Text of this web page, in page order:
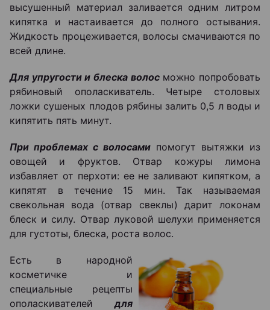
высушенный материал заливается одним литром
кипятка и настаивается до полного остывания.
Жидкость процеживается, волосы смачиваются по
всей длине.
Для упругости и блеска волосможно попробовать
рябиновый ополаскиватель. Четыре столовых
ложки сушеных плодов рябины залить 0,5 л воды и
кипятить пять минут.
При проблемах с волосами помогут вытяжки из
овощей и фруктов. Отвар кожуры лимона
избавляет от перхоти: ее не заливают кипятком, а
кипятят в течение 15 мин. Так называемая
свекольная вода (отвар свеклы) дарит локонам
блеск и силу. Отвар луковой шелухи применяется
для густоты, блеска, роста волос.
Есть в народной
косметичке и
специальные рецепты
ополаскивателейдля